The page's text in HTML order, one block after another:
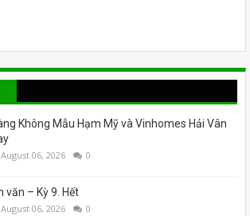
Không Mẫu Hạm Mỹ và Vinhomes Hải Vân
August 06, 2026 0
văn – Kỳ 9. Hết
August 06, 2026 0